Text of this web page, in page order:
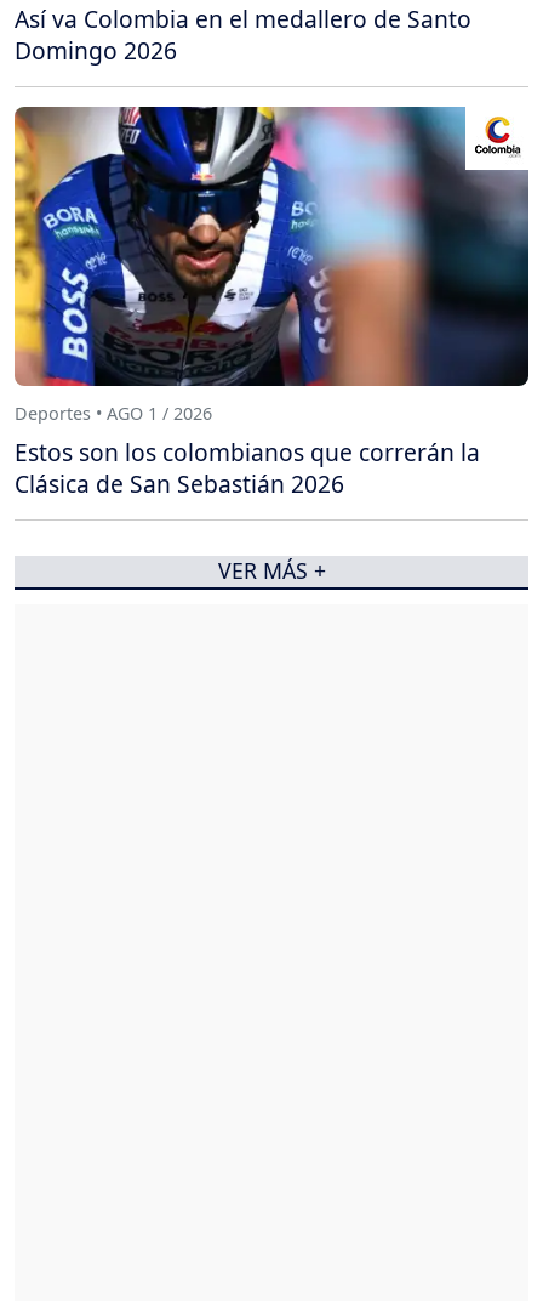
Así va Colombia en el medallero de Santo
Domingo 2026
Deportes • AGO 1 / 2026
Estos son los colombianos que correrán la
Clásica de San Sebastián 2026
VER MÁS +